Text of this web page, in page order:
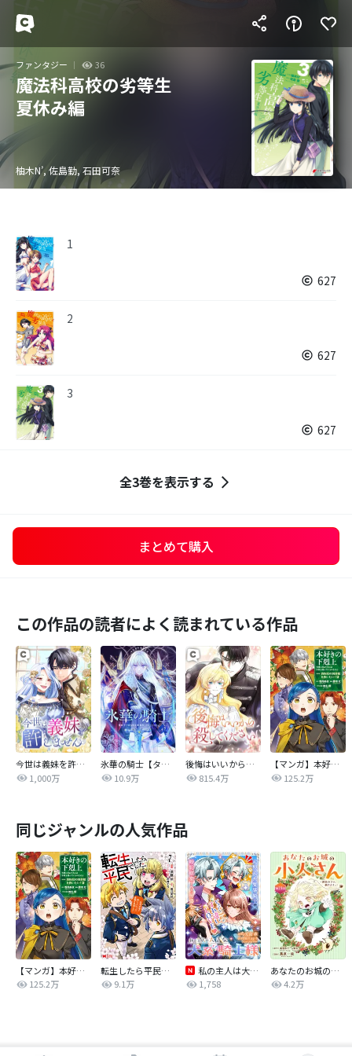
ファンタジー 36
魔法科高校の劣等生
夏休み編
柚木N’, 佐島勤, 石田可奈
1
627
2
627
3
627
全3巻を表示する
まとめて購入
この作品の読者によく読まれている作品
今世は義妹を許しません
1,000万
氷華の騎士【タテヨミ】
10.9万
後悔はいいから殺してください
815.4万
【マンガ】本好きの下剋上 第四部
125.2万
同じジャンルの人気作品
【マンガ】本好きの下剋上 第四部
125.2万
転生したら平民でした。～生活水準に耐えられないので貴族を目指します～（コミック）
9.1万
私の主人は大きな犬系騎士様
1,758
あなたのお城の小人さん ～御飯下さい、働きますっ～（コミック）【分冊版】
4.2万